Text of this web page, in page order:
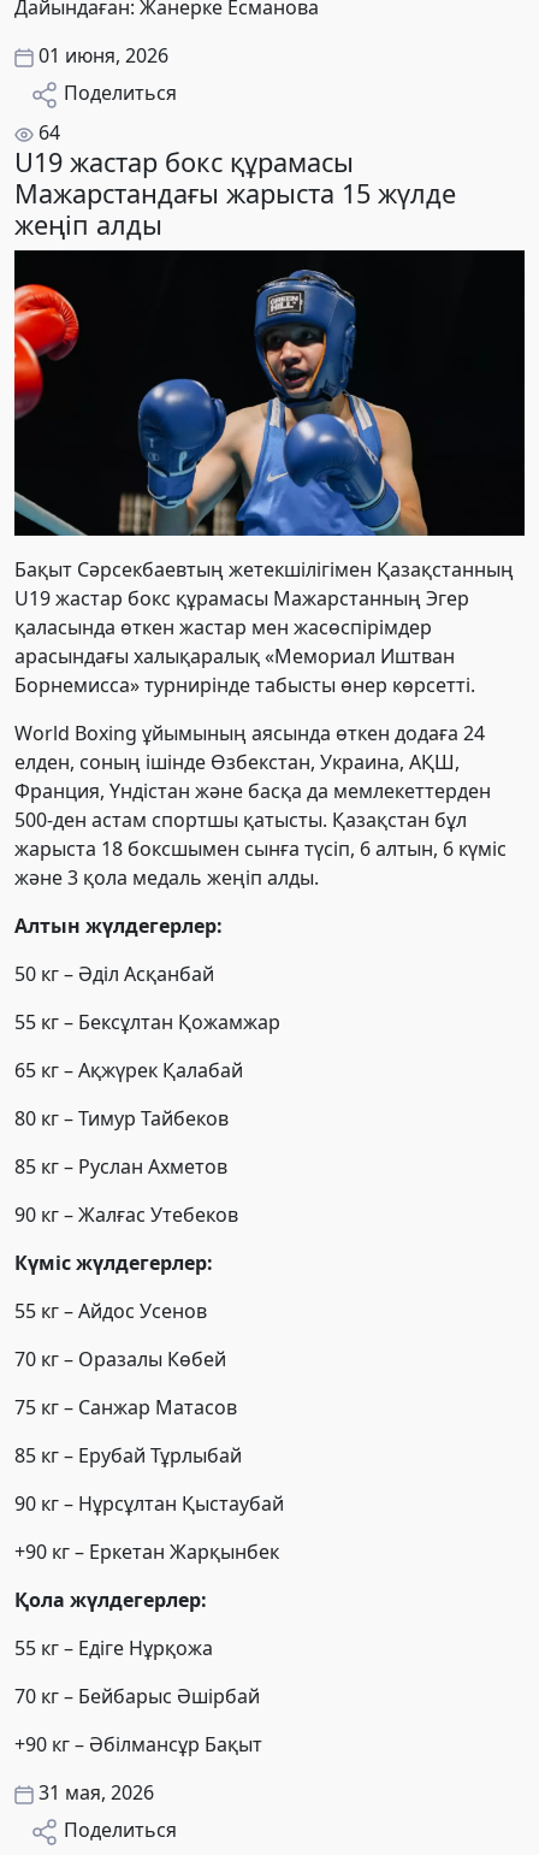
Дайындаған: Жанерке Есманова
01 июня, 2026
Поделиться
64
U19 жастар бокс құрамасы
Мажарстандағы жарыста 15 жүлде
жеңіп алды
Бақыт Сәрсекбаевтың жетекшілігімен Қазақстанның
U19 жастар бокс құрамасы Мажарстанның Эгер
қаласында өткен жастар мен жасөспірімдер
арасындағы халықаралық «Мемориал Иштван
Борнемисса» турнирінде табысты өнер көрсетті.
World Boxing ұйымының аясында өткен додаға 24
елден, соның ішінде Өзбекстан, Украина, АҚШ,
Франция, Үндістан және басқа да мемлекеттерден
500-ден астам спортшы қатысты. Қазақстан бұл
жарыста 18 боксшымен сынға түсіп, 6 алтын, 6 күміс
және 3 қола медаль жеңіп алды.
Алтын жүлдегерлер:
50 кг – Әділ Асқанбай
55 кг – Бексұлтан Қожамжар
65 кг – Ақжүрек Қалабай
80 кг – Тимур Тайбеков
85 кг – Руслан Ахметов
90 кг – Жалғас Утебеков
Күміс жүлдегерлер:
55 кг – Айдос Усенов
70 кг – Оразалы Көбей
75 кг – Санжар Матасов
85 кг – Ерубай Тұрлыбай
90 кг – Нұрсұлтан Қыстаубай
+90 кг – Еркетан Жарқынбек
Қола жүлдегерлер:
55 кг – Едіге Нұрқожа
70 кг – Бейбарыс Әшірбай
+90 кг – Әбілмансұр Бақыт
31 мая, 2026
Поделиться